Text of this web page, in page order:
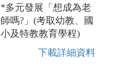
*多元發展「想成為老
師嗎?」(考取幼教、國
小及特教教育學程)
下載詳細資料